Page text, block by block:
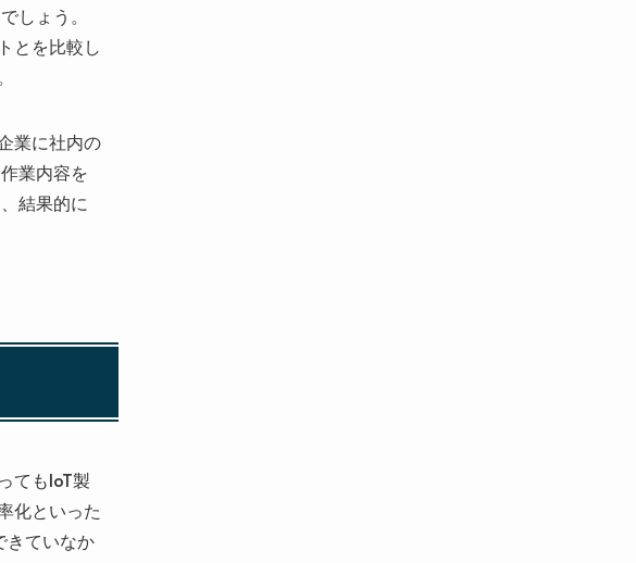
しょう。
とを比較し
業に社内の
業内容を
結果的に
てもIoT製
化といった
きていなか